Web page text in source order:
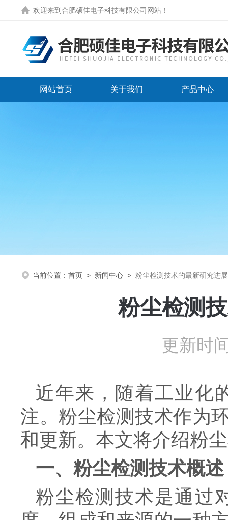
欢迎来到 合肥硕佳电子科技有限公司网站 ！
网站首页 关于我们 产品中心
当前位置： 首页 > 新闻中心 > 粉尘检测技术的最新研究进
粉尘检测
更新时
近年来，随着工业化
注。粉尘检测技术作为
和更新。本文将介绍粉
一、粉尘检测技术概述
粉尘检测技术是通过